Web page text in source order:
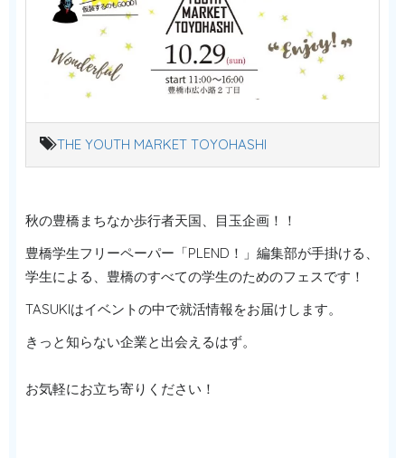
THE YOUTH MARKET TOYOHASHI
秋の豊橋まちなか歩行者天国、目玉企画！！
豊橋学生フリーペーパー「PLEND！」編集部が手掛ける、
学生による、豊橋のすべての学生のためのフェスです！
TASUKIはイベントの中で就活情報をお届けします。
きっと知らない企業と出会えるはず。
お気軽にお立ち寄りください！